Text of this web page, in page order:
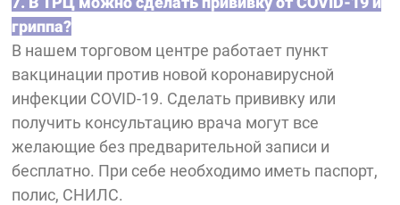
гриппа?
В нашем торговом центре работает пункт
вакцинации против новой коронавирусной
инфекции COVID-19. Сделать прививку или
получить консультацию врача могут все
желающие без предварительной записи и
бесплатно. При себе необходимо иметь паспорт,
полис, СНИЛС.